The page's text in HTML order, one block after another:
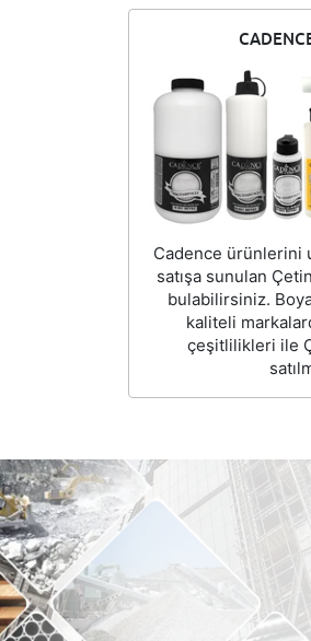
Cadence ürünlerini
satışa sunulan
bulabilirsiniz.
kaliteli
çeşitlilikleri ile